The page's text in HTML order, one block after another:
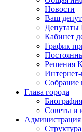
Новости
Ваш
Депутаты
Кабинет
График
Решения
Собрание
Глава города
Биография
Советы и
Администрация